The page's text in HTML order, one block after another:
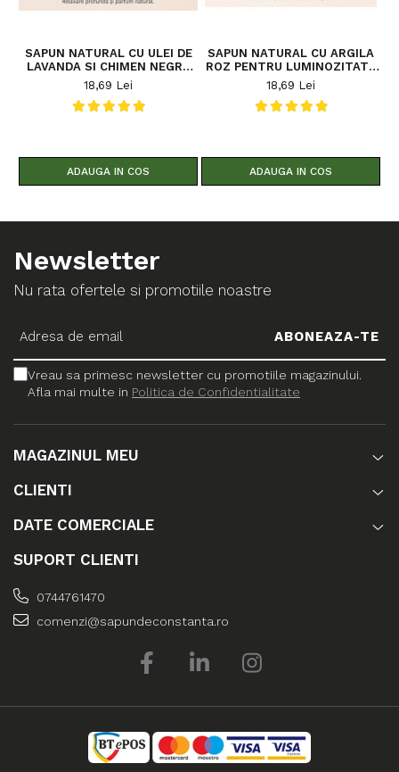
SAPUN NATURAL CU ULEI DE
LAVANDA SI CHIMEN NEGRU
RELAXARE & ANTI-
STRES100G
18,69 Lei
ADAUGA IN COS
SAPUN NATURAL CU ARGILA
ROZ PENTRU LUMINOZITATE
100 G
18,69 Lei
ADAUGA IN COS
Newsletter
Nu rata ofertele si promotiile noastre
Vreau sa primesc newsletter cu promotiile magazinului.
Afla mai multe in Politica de Confidentialitate
MAGAZINUL MEU
CLIENTI
DATE COMERCIALE
SUPORT CLIENTI
0744761470
comenzi@sapundeconstanta.ro